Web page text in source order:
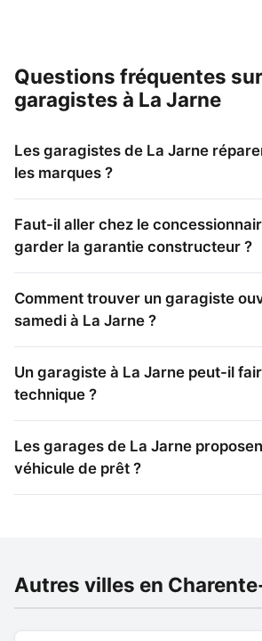
Questions fréquentes
garagistes à La Jarne
Les garagistes de La Jarne
les marques ?
Faut-il aller chez le
garder la garantie constructeur ?
Comment trouver un garagiste
samedi à La Jarne ?
Un garagiste à La Jarne peut-il
technique ?
Les garages de La Jarne
véhicule de prêt ?
Autres villes en